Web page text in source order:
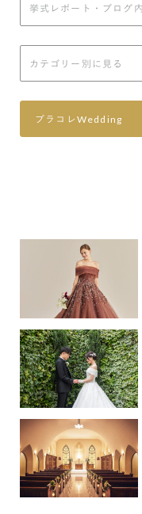
プラコレWedding